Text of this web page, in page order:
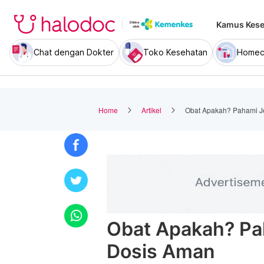
Kamus
Chat dengan Dokter Toko Kesehatan
Home Artikel Obat Apakah? Pahami
Obat Apakah?
Dosis Aman